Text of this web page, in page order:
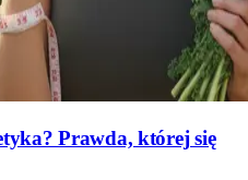
Prawda, której się